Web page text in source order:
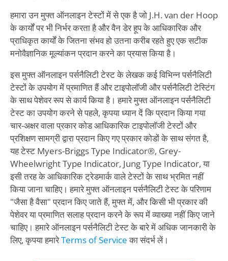
हमारा उन मुफ्त ऑनलाइन टेस्टों में से एक है जो J.H. van der Hoop
के कार्यों पर भी निर्भर करता है और वैन डेर हूप के आधिकारिक और
प्राधिकृत कार्यों के जितना संभव हो उतना करीब रहते हुए एक सटीक
मनोवैज्ञानिक मूल्यांकन प्रदान करने का प्रयास किया है।
इस मुफ्त ऑनलाइन पर्सनैलिटी टेस्ट के लेखक कई विभिन्न पर्सनैलिटी
टेस्टों के उपयोग में प्रमाणित हैं और टाइपोलॉजी और पर्सनैलिटी टेस्टिंग
के साथ पेशेवर रूप से कार्य किया है। हमारे मुफ्त ऑनलाइन पर्सनैलिटी
टेस्ट का उपयोग करने से पहले, कृपया ध्यान दें कि प्रदान किया गया
चार-अक्षर वाला प्रकार कोड आधिकारिक टाइपोलॉजी टेस्टों और
प्रशिक्षण सामग्री द्वारा प्रदान किए गए प्रकार कोडों के साथ संगत है,
यह टेस्ट Myers-Briggs Type Indicator®, Grey-
Wheelwright Type Indicator, Jung Type Indicator, या
इसी तरह के आधिकारिक ट्रेडमार्क वाले टेस्टों के साथ भ्रमित नहीं
किया जाना चाहिए। हमारे मुफ्त ऑनलाइन पर्सनैलिटी टेस्ट के परिणाम
"जैसा है वैसा" प्रदान किए जाते हैं, मुफ्त में, और किसी भी प्रकार की
पेशेवर या प्रमाणित सलाह प्रदान करने के रूप में व्याख्या नहीं किए जाने
चाहिए। हमारे ऑनलाइन पर्सनैलिटी टेस्ट के बारे में अधिक जानकारी के
लिए, कृपया हमारेTerms of Serviceका संदर्भ लें।